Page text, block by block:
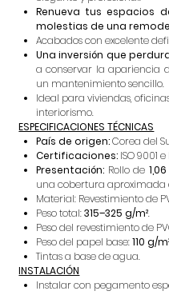
Renueva tus espacios
molestias de una
Acabados con excelente
Una inversión que
a conservar la apariencia
un mantenimiento sencillo.
Ideal para viviendas,
interiorismo.
ESPECIFICACIONES TÉCNICAS
País de origen:Corea del
Certificaciones: ISO 9001 e
Presentación: Rollo de
una cobertura
Material: Revestimiento de
Peso total:315–325 g/m².
Peso del revestimiento de
Peso del papel base:110 g/
Tintas a base de agua.
INSTALACIÓN
Instalar con pegamento